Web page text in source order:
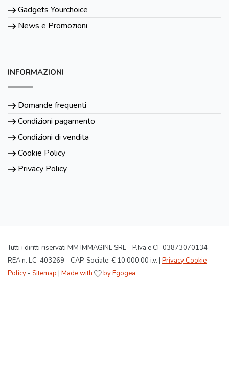
Gadgets Yourchoice
News e Promozioni
INFORMAZIONI
Domande frequenti
Condizioni pagamento
Condizioni di vendita
Cookie Policy
Privacy Policy
Tutti i diritti riservati MM IMMAGINE SRL - P.Iva e CF 03873070134 - -
REA n. LC-403269 - CAP. Sociale: € 10.000,00 i.v. | Privacy Cookie
Policy - Sitemap | Made with by Egogea